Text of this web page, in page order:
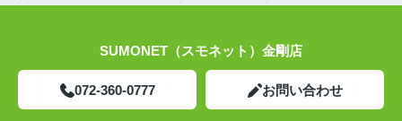
SUMONET（スモネット）金剛店
072-360-0777 お問い合わせ